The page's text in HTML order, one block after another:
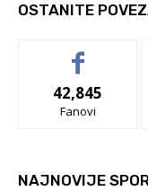
OSTANITE
42,845
Fanovi
NAJNOVIJE